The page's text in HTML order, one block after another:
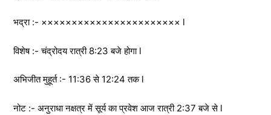
भद्रा :- ××××××××××××××××××××××× l
विशेष :- चंद्रोदय रात्री 8:23 बजे होगा l
अभिजीत मुहूर्त :- 11:36 से 12:24 तक l
नोट :- अनुराधा नक्षत्र में सूर्य का प्रवेश आज रात्री 2:37 बजे से l